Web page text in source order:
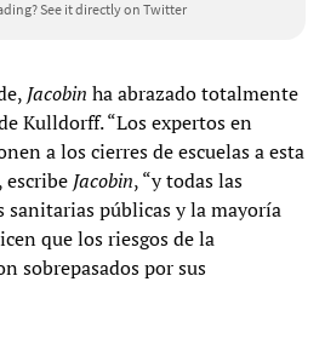
See it directly on Twitter
Jacobin ha abrazado totalmente
Kulldorff. “Los expertos en
a los cierres de escuelas a esta
escribe Jacobin, “y todas las
sanitarias públicas y la mayoría
que los riesgos de la
sobrepasados por sus